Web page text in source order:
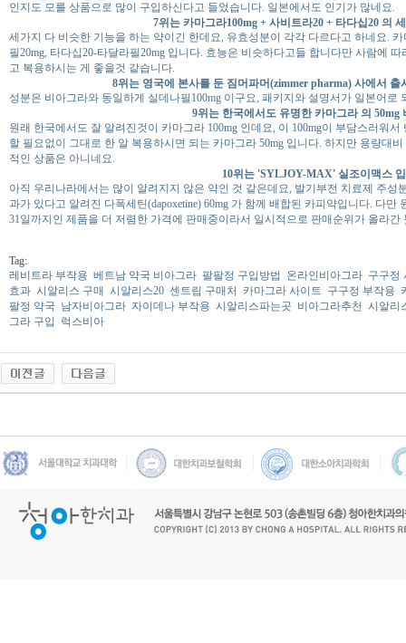
인지도 모를 상품으로 많이 구입하신다고 들었습니다. 일본에서도 인기가 많네요.
7위는 카마그라100mg + 사비트라20 + 타다십20 의
세가지 다 비슷한 기능을 하는 약이긴 한데요, 유효성분이 각각 다르다고 하네요.
필20mg, 타다십20-타달라필20mg 입니다. 효능은 비슷하다고들 합니다만 사람에
고 복용하시는 게 좋을것 같습니다.
8위는 영국에 본사를 둔 짐머파머(zimmer pharma) 사에서 출
성분은 비아그라와 동일하게 실데나필100mg 이구요, 패키지와 설명서가 일본어
9위는 한국에서도 유명한 카마그라 의 50mg
원래 한국에서도 잘 알려진것이 카마그라 100mg 인데요, 이 100mg이 부담스러워
할 필요없이 그대로 한 알 복용하시면 되는 카마그라 50mg 입니다. 하지만 용량대
적인 상품은 아니네요.
10위는 'SYLJOY-MAX' 실조이맥스
아직 우리나라에서는 많이 알려지지 않은 약인 것 같은데요, 발기부전 치료제 주성
과가 있다고 알려진 다폭세틴(dapoxetine) 60mg 가 함께 배합된 카피약입니다. 다
31일까지인 제품을 더 저렴한 가격에 판매중이라서 일시적으로 판매순위가 올라간
Tag:
레비트라 부작용 베트남 약국 비아그라 팔팔정 구입방법 온라인비아그라 구구정
효과 시알리스 구매 시알리스20 센트립 구매처 카마그라 사이트 구구정 부작용
팔정 약국 남자비아그라 자이데나 부작용 시알리스파는곳 비아그라추천 시알리
그라 구입
럭스비아